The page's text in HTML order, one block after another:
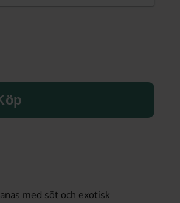
med söt och exotisk